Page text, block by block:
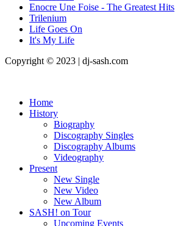
Enocre Une Foise - The Greatest Hits
Trilenium
Life Goes On
It's My Life
Copyright © 2023 | dj-sash.com
Home
History
Biography
Discography Singles
Discography Albums
Videography
Present
New Single
New Video
New Album
SASH! on Tour
Upcoming Events